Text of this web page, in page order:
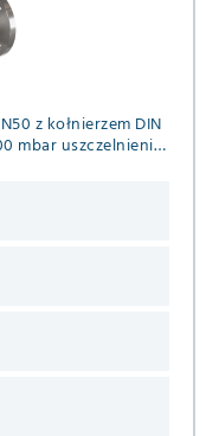
z kołnierzem DIN
mbar uszczelnienie